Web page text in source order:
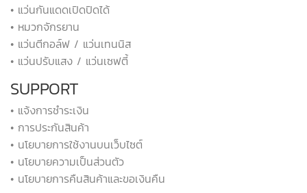
• แว่นกันแดดเปิดปิดได้
• หมวกจักรยาน
• แว่นตีกอล์ฟ / แว่นเทนนิส
• แว่นปรับแสง / แว่นเซฟตี้
SUPPORT
• แจ้งการชำระเงิน
• การประกันสินค้า
• นโยบายการใช้งานบนเว็บไซต์
• นโยบายความเป็นส่วนตัว
• นโยบายการคืนสินค้าและขอเงินคืน